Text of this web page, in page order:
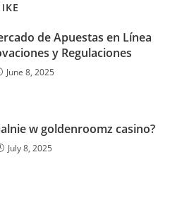
de Apuestas en Línea
y Regulaciones
June 8, 2025
w goldenroomz casino?
July 8, 2025